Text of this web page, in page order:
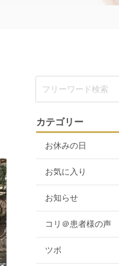
カテゴリー
お休みの日
お気に入り
お知らせ
コリ＠患者様の声
ツボ